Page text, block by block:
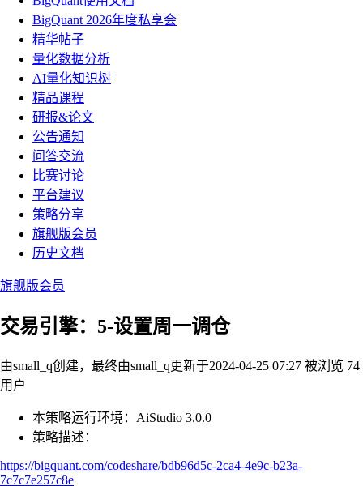
BigQuant 2026年度私享会
精华帖子
量化数据分析
AI量化知识树
精品课程
研报&论文
公告通知
问答交流
比赛讨论
平台建议
策略分享
旗舰版会员
历史文档
旗舰版会员
交易引擎：5-设置周一调仓
由small_q创建，最终由small_q更新于2024-04-25 07:27 被浏览 74
用户
本策略运行环境：AiStudio 3.0.0
策略描述：
https://bigquant.com/codeshare/bdb96d5c-2ca4-4e9c-b23a-
7c7c7e257c8e